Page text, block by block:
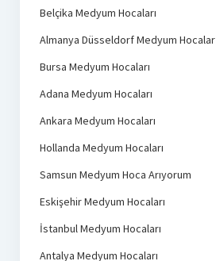
Belçika Medyum Hocaları
Almanya Düsseldorf Medyum Hocalar
Bursa Medyum Hocaları
Adana Medyum Hocaları
Ankara Medyum Hocaları
Hollanda Medyum Hocaları
Samsun Medyum Hoca Arıyorum
Eskişehir Medyum Hocaları
İstanbul Medyum Hocaları
Antalya Medyum Hocaları